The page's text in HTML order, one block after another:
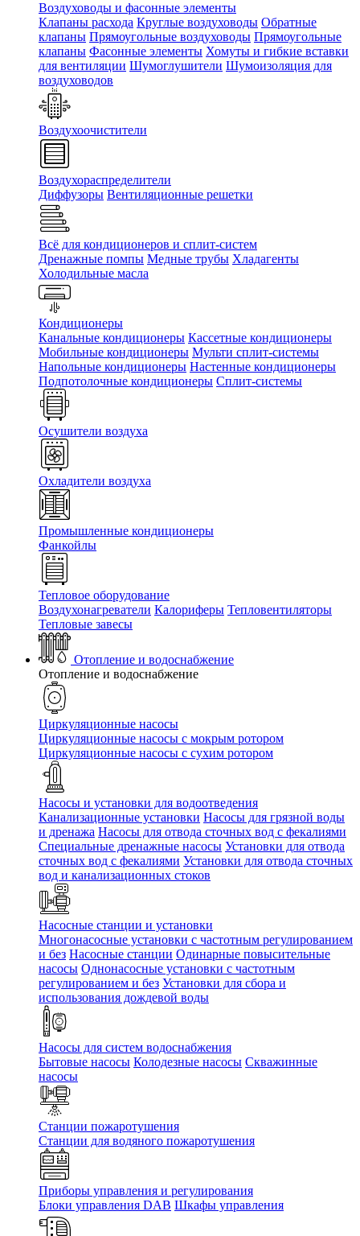
Воздуховоды и фасонные элементы
Клапаны расхода Круглые воздуховоды Обратные
клапаны Прямоугольные воздуховоды Прямоугольные
клапаны Фасонные элементы Хомуты и гибкие вставки
для вентиляции Шумоглушители Шумоизоляция для
воздуховодов
Воздухоочистители
Воздухораспределители
Диффузоры Вентиляционные решетки
Всё для кондиционеров и сплит-систем
Дренажные помпы Медные трубы Хладагенты
Холодильные масла
Кондиционеры
Канальные кондиционеры Кассетные кондиционеры
Мобильные кондиционеры Мульти сплит-системы
Напольные кондиционеры Настенные кондиционеры
Подпотолочные кондиционеры Сплит-системы
Осушители воздуха
Охладители воздуха
Промышленные кондиционеры
Фанкойлы
Тепловое оборудование
Воздухонагреватели Калориферы Тепловентиляторы
Тепловые завесы
Отопление и водоснабжение
Отопление и водоснабжение
Циркуляционные насосы
Циркуляционные насосы с мокрым ротором
Циркуляционные насосы с сухим ротором
Насосы и установки для водоотведения
Канализационные установки Насосы для грязной воды
и дренажа Насосы для отвода сточных вод c фекалиями
Специальные дренажные насосы Установки для отвода
сточных вод c фекалиями Установки для отвода сточных
вод и канализационных стоков
Насосные станции и установки
Многонасосные установки с частотным регулированием
и без Насосные станции Одинарные повысительные
насосы Однонасосные установки с частотным
регулированием и без Установки для сбора и
использования дождевой воды
Насосы для систем водоснабжения
Бытовые насосы Колодезные насосы Скважинные
насосы
Станции пожаротушения
Станции для водяного пожаротушения
Приборы управления и регулирования
Блоки управления DAB Шкафы управления